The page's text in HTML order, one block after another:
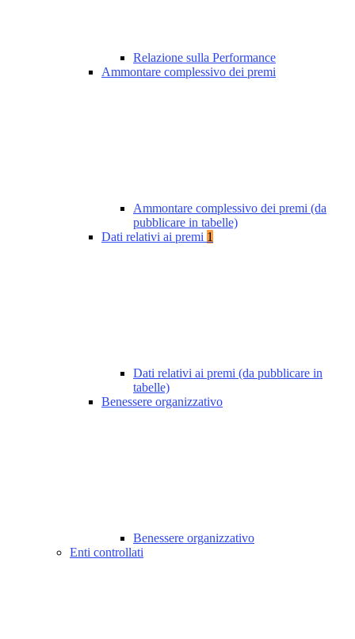
Relazione sulla Performance
Ammontare complessivo dei premi
Ammontare complessivo dei premi (da
pubblicare in tabelle)
Dati relativi ai premi 1
Dati relativi ai premi (da pubblicare in
tabelle)
Benessere organizzativo
Benessere organizzativo
Enti controllati